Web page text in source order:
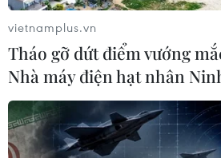
vietnamplus.vn
Tháo gỡ dứt điểm vướng
Nhà máy điện hạt nhân